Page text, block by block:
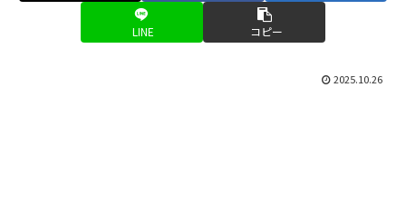
LINE コピー
2025.10.26